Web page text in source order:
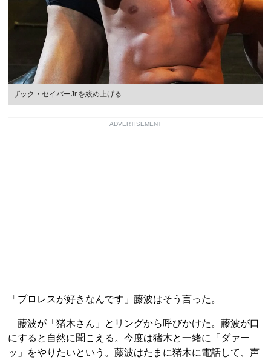
ザック・セイバーJr.を絞め上げる
ADVERTISEMENT
「プロレスが好きなんです」藤波はそう言った。
藤波が「猪木さん」とリングから呼びかけた。藤波が口
にすると自然に聞こえる。今度は猪木と一緒に「ダァー
ッ」をやりたいという。藤波はたまに猪木に電話して、声